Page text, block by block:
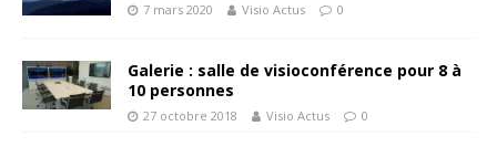
7 mars 2020 Visio Actus 0
Galerie : salle de visioconférence pour 8 à
10 personnes
27 octobre 2018 Visio Actus 0